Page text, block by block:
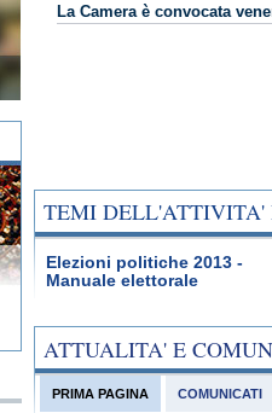
La Camera è convocata
TEMI DELL'ATTIVITA'
Elezioni politiche 2013 -
Manuale elettorale
ATTUALITA' E
PRIMA PAGINA COMUNICATI